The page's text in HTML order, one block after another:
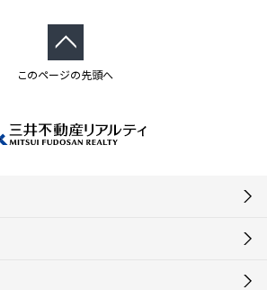
このページの先頭へ